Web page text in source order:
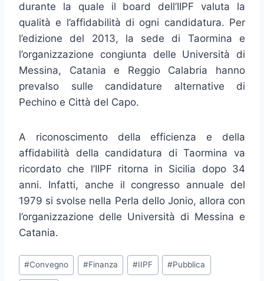
durante la quale il board dell’IIPF valuta la
qualità e l’affidabilità di ogni candidatura. Per
l’edizione del 2013, la sede di Taormina e
l’organizzazione congiunta delle Università di
Messina, Catania e Reggio Calabria hanno
prevalso sulle candidature alternative di
Pechino e Città del Capo.
A riconoscimento della efficienza e della
affidabilità della candidatura di Taormina va
ricordato che l’IIPF ritorna in Sicilia dopo 34
anni. Infatti, anche il congresso annuale del
1979 si svolse nella Perla dello Jonio, allora con
l’organizzazione delle Università di Messina e
Catania.
Tag
articolo:
#Convegno #Finanza #IIPF #Pubblica